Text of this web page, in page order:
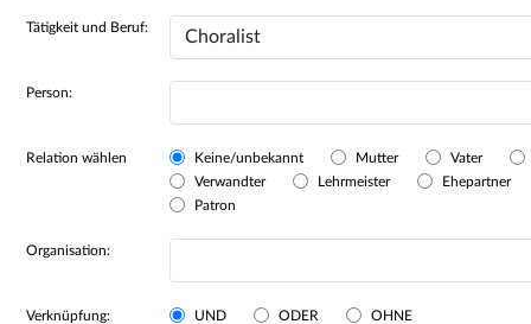
Tätigkeit und Beruf:
Person:
Relation wählen Keine/unbekannt Mutter
Vater
Verwandter
Lehrmeister
Ehepartner
Patron
Organisation:
Verknüpfung: UND ODER OHNE